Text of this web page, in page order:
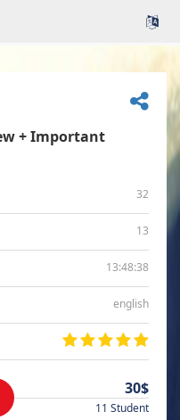
+ Important
32
13
13:48:38
english
30$
11 Student